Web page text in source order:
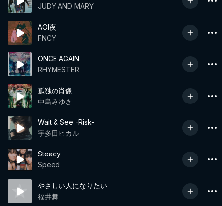
JUDY AND MARY
AOI夜
FNCY
ONCE AGAIN
RHYMESTER
孤独の肖像
中島みゆき
Wait & See -Risk-
宇多田ヒカル
Steady
Speed
やさしい人になりたい
福井舞